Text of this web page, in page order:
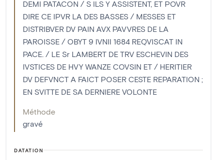
DEMI PATACON / S ILS Y ASSISTENT, ET POVR
DIRE CE IPVR LA DES BASSES / MESSES ET
DISTRIBVER DV PAIN AVX PAVVRES DE LA
PAROISSE / OBYT 9 IVNII 1684 REQVISCAT IN
PACE. / LE Sr LAMBERT DE TRV ESCHEVIN DES
IVSTICES DE HVY WANZE COVSIN ET / HERITIER
DV DEFVNCT A FAICT POSER CESTE REPARATION ;
EN SVITTE DE SA DERNIERE VOLONTE
Méthode
gravé
DATATION